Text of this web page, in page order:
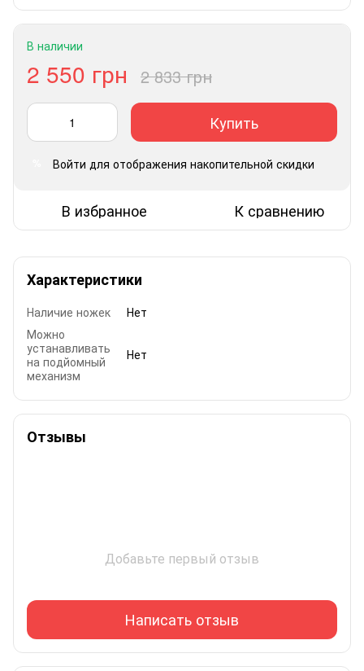
В наличии
2 550 грн 2 833 грн
Купить
Войти для отображения накопительной скидки
В избранное К сравнению
Характеристики
Наличие ножек
Нет
Можно
устанавливать
на подйомный
механизм
Нет
Отзывы
Добавьте первый отзыв
Написать отзыв